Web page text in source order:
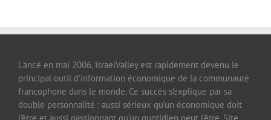
Lancé en mai 2006, IsraelValley est rapidement devenu le
principal outil d’information économique de la communauté
francophone dans le monde. Ce succès s’explique par sa
double personnalité : aussi sérieux qu’un économique doit